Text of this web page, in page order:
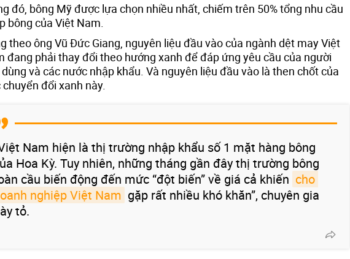
đó, bông Mỹ được lựa chọn nhiều nhất, chiếm trên 50% tổng nhu cầu
bông của Việt Nam.
theo ông Vũ Đức Giang, nguyên liệu đầu vào của ngành dệt may Việt
đang phải thay đổi theo hướng xanh để đáp ứng yêu cầu của người
và các nước nhập khẩu. Và nguyên liệu đầu vào là then chốt của
đổi xanh này.
Nam hiện là thị trường nhập khẩu số 1 mặt hàng bông
Hoa Kỳ. Tuy nhiên, những tháng gần đây thị trường bông
cầu biến động đến mức “đột biến” về giá cả khiến cho
nghiệp Việt Nam gặp rất nhiều khó khăn”, chuyên gia
tỏ.